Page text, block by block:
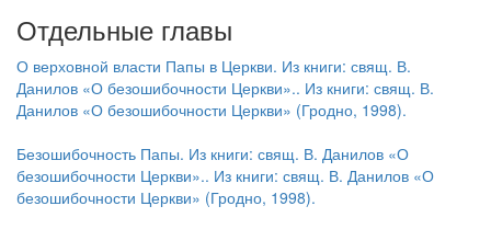
Обратная связь
mail@apologia.ru
Отправить сообщение
Вход
Отдельные главы
О верховной власти Папы в Церкви. Из книги: свящ. В.
Данилов «О безошибочности Церкви».. Из книги: свящ. В.
Данилов «О безошибочности Церкви» (Гродно, 1998).
Безошибочность Папы. Из книги: свящ. В. Данилов «О
безошибочности Церкви».. Из книги: свящ. В. Данилов «О
безошибочности Церкви» (Гродно, 1998).